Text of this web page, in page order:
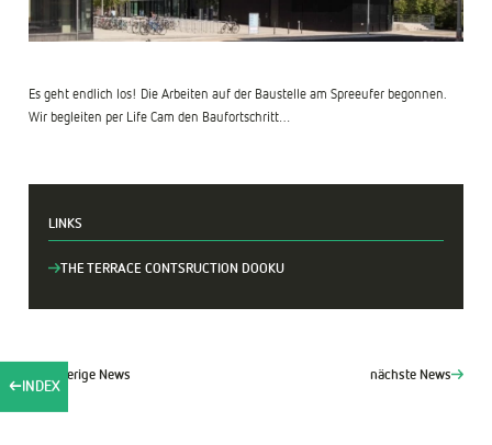
Es geht endlich los! Die Arbeiten auf der Baustelle am Spreeufer begonnen.
Wir begleiten per Life Cam den Baufortschritt…
LINKS
THE TERRACE CONTSRUCTION DOOKU
vorherige News nächste News
INDEX